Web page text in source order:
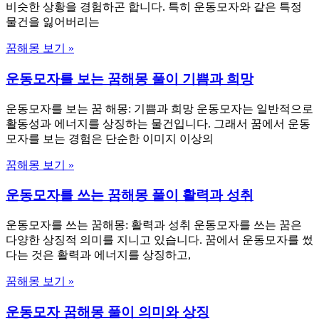
비슷한 상황을 경험하곤 합니다. 특히 운동모자와 같은 특정
물건을 잃어버리는
꿈해몽 보기 »
운동모자를 보는 꿈해몽 풀이 기쁨과 희망
운동모자를 보는 꿈 해몽: 기쁨과 희망 운동모자는 일반적으로
활동성과 에너지를 상징하는 물건입니다. 그래서 꿈에서 운동
모자를 보는 경험은 단순한 이미지 이상의
꿈해몽 보기 »
운동모자를 쓰는 꿈해몽 풀이 활력과 성취
운동모자를 쓰는 꿈해몽: 활력과 성취 운동모자를 쓰는 꿈은
다양한 상징적 의미를 지니고 있습니다. 꿈에서 운동모자를 썼
다는 것은 활력과 에너지를 상징하고,
꿈해몽 보기 »
운동모자 꿈해몽 풀이 의미와 상징